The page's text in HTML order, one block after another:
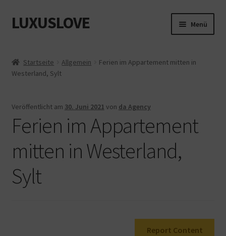
Zur
Navigation
Zum
Inhalt
LUXUSLOVE Menü
Cookie-Richtlinie (EU)
Datenschutz
Impressum
Mein Konto
Startseite Allgemein
Ferien im Appartement mitten in
Westerland, Sylt
Veröffentlicht am 30. Juni 2021 von da Agency
Ferien im Appartement
mitten in Westerland,
Sylt
Report Content